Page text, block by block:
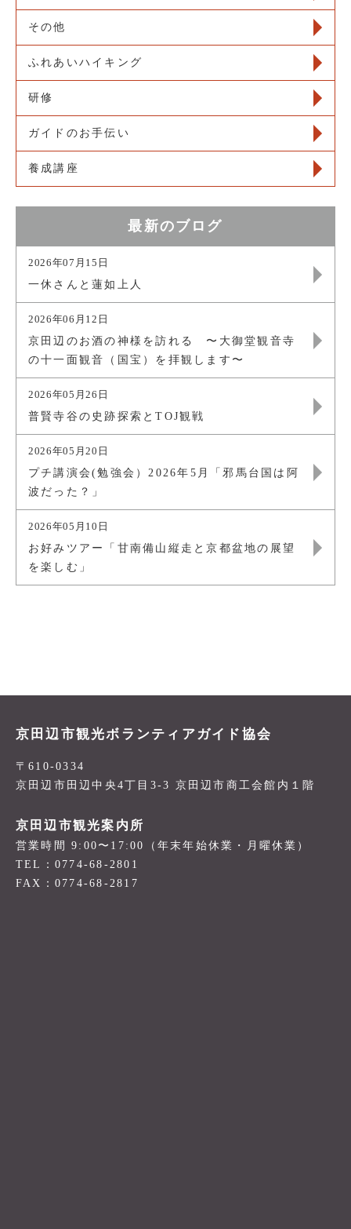
その他
ふれあいハイキング
研修
ガイドのお手伝い
養成講座
最新のブログ
2026年07月15日
一休さんと蓮如上人
2026年06月12日
京田辺のお酒の神様を訪れる 〜大御堂観音寺
の十一面観音（国宝）を拝観します〜
2026年05月26日
普賢寺谷の史跡探索とTOJ観戦
2026年05月20日
プチ講演会(勉強会）2026年5月「邪馬台国は阿
波だった？」
2026年05月10日
お好みツアー「甘南備山縦走と京都盆地の展望
を楽しむ」
京田辺市観光ボランティアガイド協会
〒610-0334
京田辺市田辺中央4丁目3-3 京田辺市商工会館内１階
京田辺市観光案内所
営業時間 9:00〜17:00（年末年始休業・月曜休業）
TEL：0774-68-2801
FAX：0774-68-2817